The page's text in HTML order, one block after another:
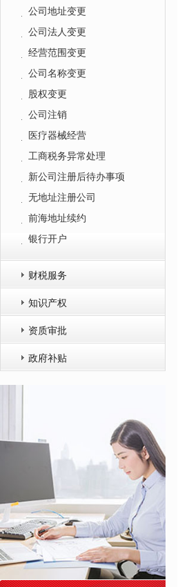
公司地址变更
公司法人变更
经营范围变更
公司名称变更
股权变更
公司注销
医疗器械经营
工商税务异常处理
新公司注册后待办事项
无地址注册公司
前海地址续约
银行开户
财税服务
知识产权
资质审批
政府补贴